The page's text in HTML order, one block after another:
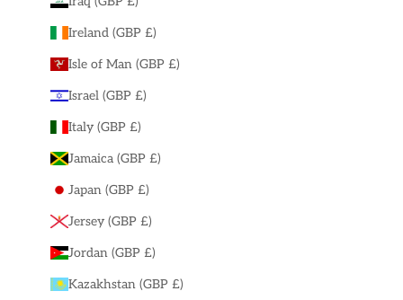
Ireland (GBP £)
Isle of Man (GBP £)
Israel (GBP £)
Italy (GBP £)
Jamaica (GBP £)
Japan (GBP £)
Jersey (GBP £)
Jordan (GBP £)
Kazakhstan (GBP £)